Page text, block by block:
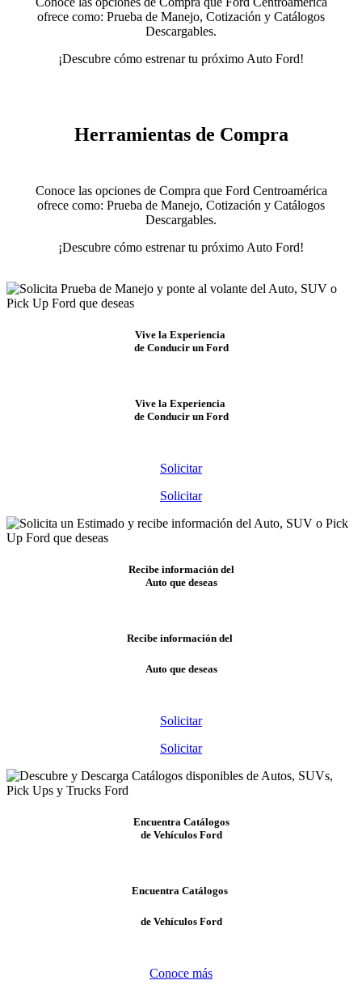
ofrece como: Prueba de Manejo, Cotización y Catálogos
Descargables.
¡Descubre cómo estrenar tu próximo Auto Ford!
Herramientas de Compra
Conoce las opciones de Compra que Ford Centroamérica
ofrece como: Prueba de Manejo, Cotización y Catálogos
Descargables.
¡Descubre cómo estrenar tu próximo Auto Ford!
Vive la Experiencia
de Conducir un Ford
Vive la Experiencia
de Conducir un Ford
Solicitar
Solicitar
Recibe información del
Auto que deseas
Recibe información del
Auto que deseas
Solicitar
Solicitar
Encuentra Catálogos
de Vehículos Ford
Encuentra Catálogos
de Vehículos Ford
Conoce más